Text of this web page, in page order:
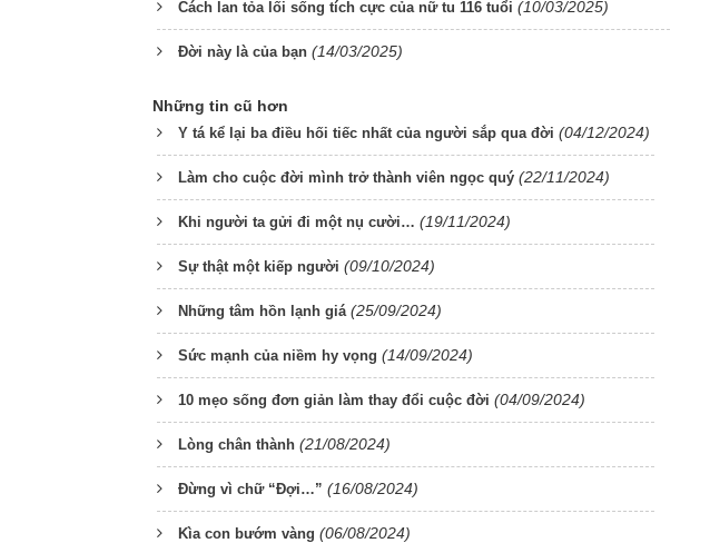
Cách lan tỏa lối sống tích cực của nữ tu 116 tuổi (10/03/2025)
Đời này là của bạn (14/03/2025)
Những tin cũ hơn
Y tá kể lại ba điều hối tiếc nhất của người sắp qua đời (04/12/2024)
Làm cho cuộc đời mình trở thành viên ngọc quý (22/11/2024)
Khi người ta gửi đi một nụ cười… (19/11/2024)
Sự thật một kiếp người (09/10/2024)
Những tâm hồn lạnh giá (25/09/2024)
Sức mạnh của niềm hy vọng (14/09/2024)
10 mẹo sống đơn giản làm thay đổi cuộc đời (04/09/2024)
Lòng chân thành (21/08/2024)
Đừng vì chữ “Đợi…” (16/08/2024)
Kìa con bướm vàng (06/08/2024)